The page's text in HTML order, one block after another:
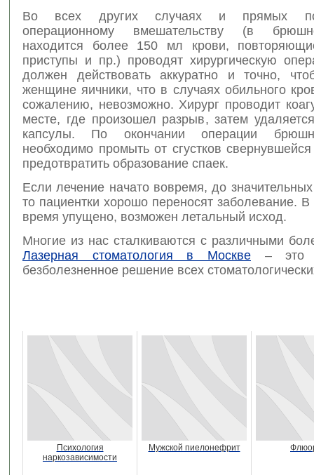
Во всех других случаях и прямых
операционному вмешательству (в
находится более 150 мл крови,
приступы и пр.) проводят хирургическую
должен действовать аккуратно и точно,
женщине яичники, что в случаях обильного
сожалению, невозможно. Хирург проводит
месте, где произошел разрыв, затем
капсулы. По окончании операции
необходимо промыть от сгустков
предотвратить образование спаек.
Если лечение начато вовремя, до
то пациентки хорошо переносят заболевание. В
время упущено, возможен летальный исход.
Многие из нас сталкиваются с различными
Лазерная стоматология в Москве – это
безболезненное решение всех
Психология
наркозависимости
Мужской пиелонефрит